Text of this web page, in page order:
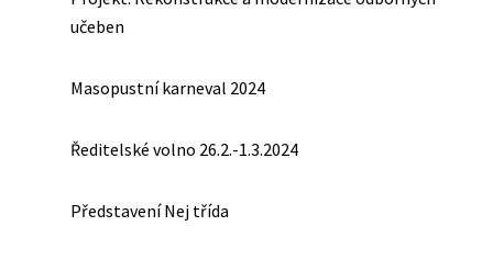
učeben
Masopustní karneval 2024
Ředitelské volno 26.2.-1.3.2024
Představení Nej třída